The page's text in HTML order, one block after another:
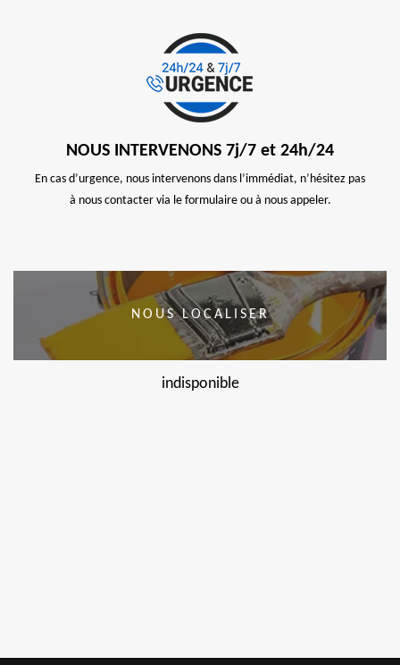
NOUS INTERVENONS 7j/7 et 24h/24
En cas d’urgence, nous intervenons dans l’immédiat, n’hésitez pas
à nous contacter via le formulaire ou à nous appeler.
NOUS LOCALISER
indisponible